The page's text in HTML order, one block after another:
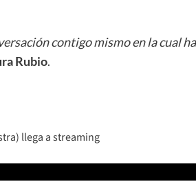
contigo mismo en la cual
Rubio.
llega a streaming